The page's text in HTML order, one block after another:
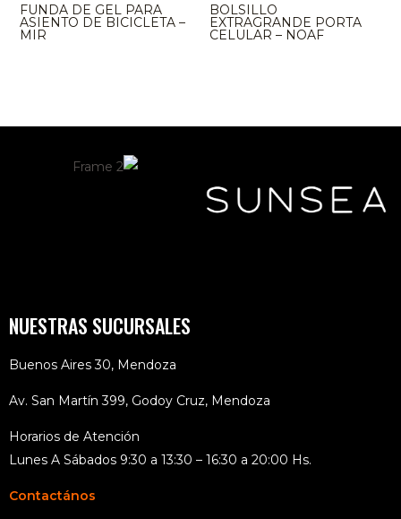
FUNDA DE GEL PARA
ASIENTO DE BICICLETA –
MIR
BOLSILLO
EXTRAGRANDE PORTA
CELULAR – NOAF
NUESTRAS SUCURSALES
Buenos Aires 30, Mendoza
Av. San Martín 399, Godoy Cruz, Mendoza
Horarios de Atención
Lunes A Sábados 9:30 a 13:30 – 16:30 a 20:00 Hs.
Contactános